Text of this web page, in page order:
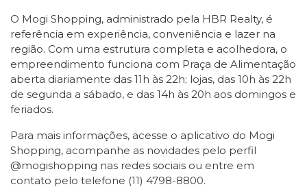
O Mogi Shopping, administrado pela HBR Realty, é
referência em experiência, conveniência e lazer na
região. Com uma estrutura completa e acolhedora, o
empreendimento funciona com Praça de Alimentação
aberta diariamente das 11h às 22h; lojas, das 10h às 22h
de segunda a sábado, e das 14h às 20h aos domingos e
feriados.
Para mais informações, acesse o aplicativo do Mogi
Shopping, acompanhe as novidades pelo perfil
@mogishopping nas redes sociais ou entre em
contato pelo telefone (11) 4798-8800.